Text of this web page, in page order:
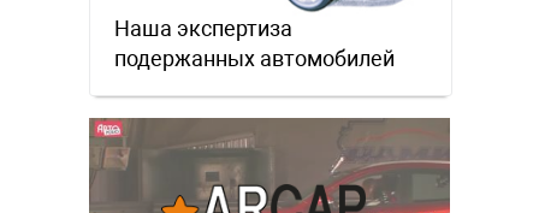
Наша экспертиза
подержанных автомобилей